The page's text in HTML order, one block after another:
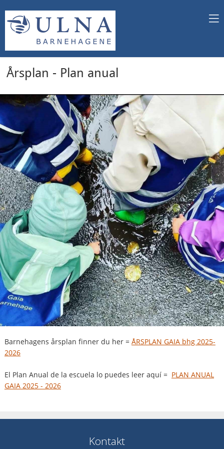
Årsplan - Plan anual
Barnehagens årsplan finner du her = ÅRSPLAN GAIA bhg 2025-
2026
El Plan Anual de la escuela lo puedes leer aquí = PLAN ANUAL
GAIA 2025 - 2026
Kontakt